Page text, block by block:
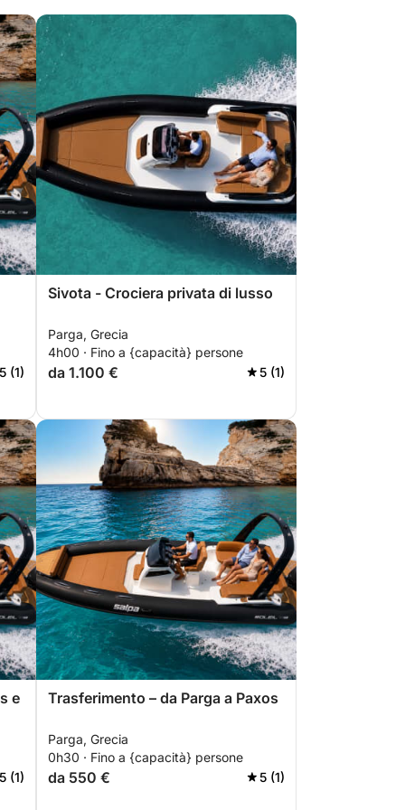
5 (1)
Sivota - Crociera privata di lusso
Parga, Grecia
4h00 · Fino a {capacità} persone
da 1.100 € 5 (1)
e
5 (1)
Trasferimento – da Parga a Paxos
Parga, Grecia
0h30 · Fino a {capacità} persone
da 550 € 5 (1)